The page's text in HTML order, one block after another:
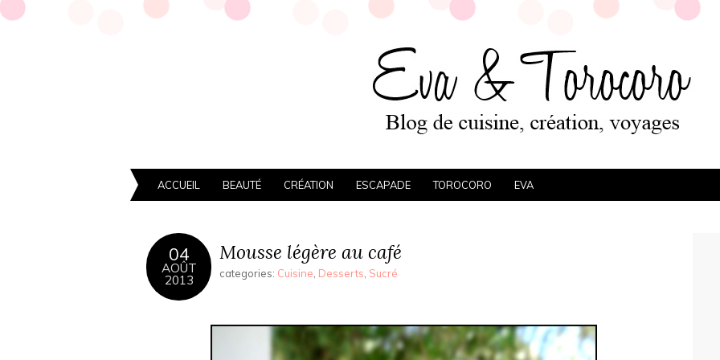
ACCUEIL BEAUTÉ CRÉATION ESCAPADE TOROCORO EVA
04
AOÛT
2013
Mousse légère au café
categories: Cuisine Desserts Sucré